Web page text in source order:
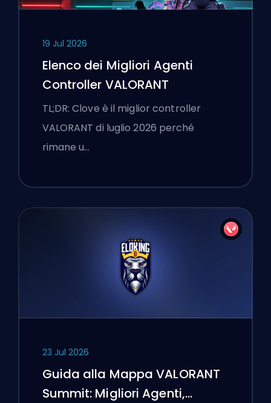
19 Jul 2026
Elenco dei Migliori Agenti
Controller VALORANT
TL;DR: Clove è il miglior controller
VALORANT di luglio 2026 perché
rimane u…
23 Jul 2026
Guida alla Mappa VALORANT
Summit: Migliori Agenti,